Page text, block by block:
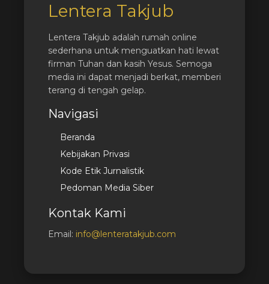
Lentera Takjub
Lentera Takjub adalah rumah online
sederhana untuk menguatkan hati lewat
firman Tuhan dan kasih Yesus. Semoga
media ini dapat menjadi berkat, memberi
terang di tengah gelap.
Navigasi
Beranda
Kebijakan Privasi
Kode Etik Jurnalistik
Pedoman Media Siber
Kontak Kami
Email: info@lenteratakjub.com